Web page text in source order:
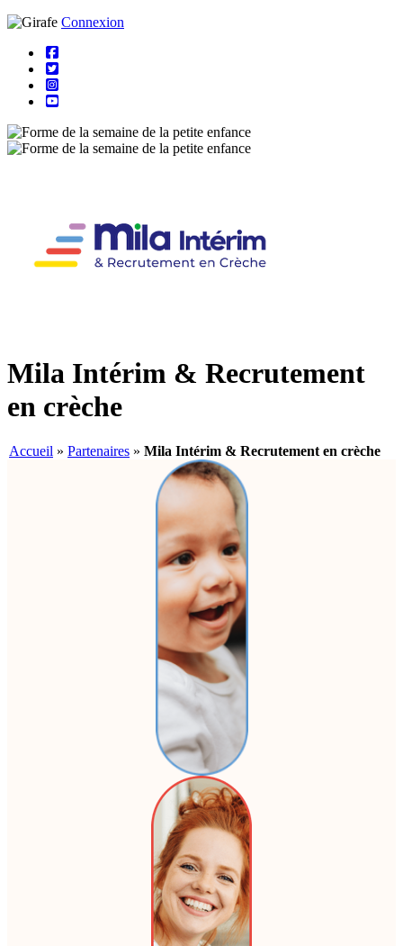
Connexion
Mila Intérim & Recrutement
en crèche
Accueil » Partenaires » Mila Intérim & Recrutement en crèche